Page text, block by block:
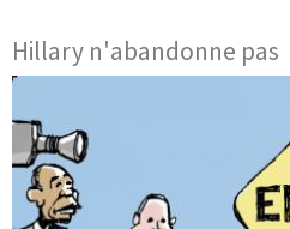
Hillary n'abandonne pas